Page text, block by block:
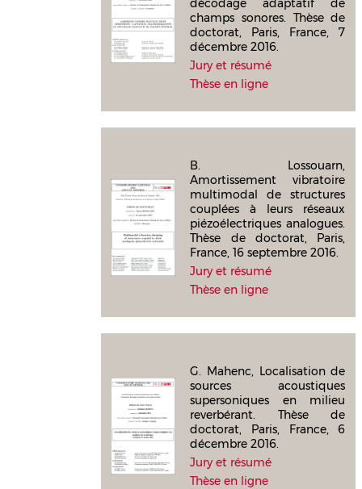
décodage adaptatif de
champs sonores. Thèse de
doctorat, Paris, France, 7
décembre 2016.
Jury et résumé
Thèse en ligne
B. Lossouarn,
Amortissement vibratoire
multimodal de structures
couplées à leurs réseaux
piézoélectriques analogues.
Thèse de doctorat, Paris,
France, 16 septembre 2016.
Jury et résumé
Thèse en ligne
G. Mahenc, Localisation de
sources acoustiques
supersoniques en milieu
reverbérant. Thèse de
doctorat, Paris, France, 6
décembre 2016.
Jury et résumé
Thèse en ligne